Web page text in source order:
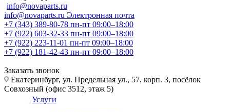
info@novaparts.ru
info@novaparts.ru Электронная почта
+7 (343) 389-80-78 пн-пт 09:00–18:00
+7 (922) 603-32-33 пн-пт 09:00–18:00
+7 (922) 223-11-01 пн-пт 09:00–18:00
+7 (922) 181-42-43 пн-пт 09:00–18:00
Заказать звонок
Екатеринбург, ул. Предельная ул., 57, корп. 3, посёлок
Совхозный (офис 3512, этаж 5)
Услуги